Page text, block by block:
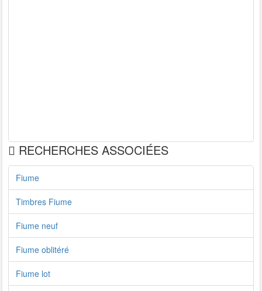
RECHERCHES ASSOCIÉES
Fiume
Timbres Fiume
Fiume neuf
Fiume oblitéré
Fiume lot